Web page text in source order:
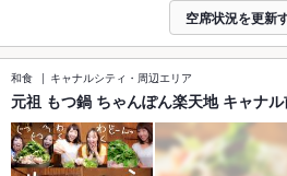
空席状況を更新
和食 キャナルシティ・周辺エリア
元祖 もつ鍋 ちゃんぽん楽天地 キャナ